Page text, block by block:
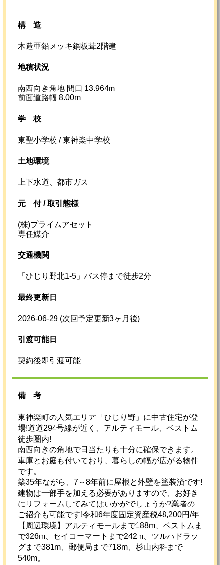
構造
木造亜鉛メッキ鋼板葺2階建
地積状況
南西向き角地 間口 13.964m
前面道路幅 8.00m
学校
東聖小学校 / 東神楽中学校
土地環境
上下水道、都市ガス
元 付 /取引態様
(株)プライムアセット
専任媒介
交通機関
「ひじり野北1-5」バス停まで徒歩2分
最終更新日
2026-06-29 (次回予定更新3ヶ月後)
引渡可能日
契約後即引渡可能
備考
東神楽町の人気エリア「ひじり野」に中古住宅が登
場!道道294号線が近く、アルティモール、ベストム
徒歩圏内!
南西向きの角地で日当たりも十分に確保できます。
車庫とお庭も付いており、暮らしの幅が広がる物件
です。
築35年ながら、7～8年前に屋根と外壁を塗装済です!
建物は一部手を加える必要がありますので、お好き
にリフォームしてみてはいかがでしょうか?業者の
ご紹介も可能です!令和6年度固定資産税48,200円/年
【周辺環境】アルティモールまで188m、ベストムま
で326m、セイコーマートまで242m、ツルハドラッ
グまで381m、郵便局まで718m、杉山内科まで
540m。